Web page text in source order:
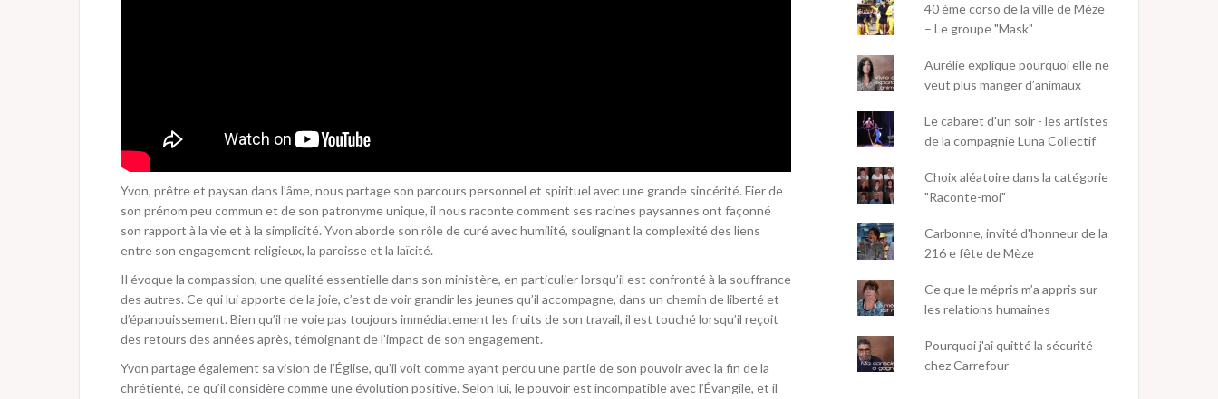
Yvon, prêtre et paysan dans l’âme, nous partage son parcours personnel et spirituel avec une grande sincérité. Fier de
son prénom peu commun et de son patronyme unique, il nous raconte comment ses racines paysannes ont façonné
son rapport à la vie et à la simplicité. Yvon aborde son rôle de curé avec humilité, soulignant la complexité des liens
entre son engagement religieux, la paroisse et la laïcité.
Il évoque la compassion, une qualité essentielle dans son ministère, en particulier lorsqu’il est confronté à la souffrance
des autres. Ce qui lui apporte de la joie, c’est de voir grandir les jeunes qu’il accompagne, dans un chemin de liberté et
d’épanouissement. Bien qu’il ne voie pas toujours immédiatement les fruits de son travail, il est touché lorsqu’il reçoit
des retours des années après, témoignant de l’impact de son engagement.
Yvon partage également sa vision de l’Église, qu’il voit comme ayant perdu une partie de son pouvoir avec la fin de la
chrétienté, ce qu’il considère comme une évolution positive. Selon lui, le pouvoir est incompatible avec l’Évangile, et il
40 ème corso de la ville de Mèze
– Le groupe "Mask"
Aurélie explique pourquoi elle ne
veut plus manger d’animaux
Le cabaret d'un soir - les artistes
de la compagnie Luna Collectif
Choix aléatoire dans la catégorie
"Raconte-moi"
Carbonne, invité d'honneur de la
216 e fête de Mèze
Ce que le mépris m’a appris sur
les relations humaines
Pourquoi j'ai quitté la sécurité
chez Carrefour